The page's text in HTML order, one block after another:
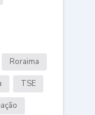
Roraima
TSE